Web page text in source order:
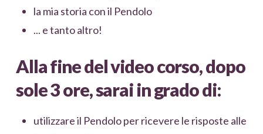
la mia storia con il Pendolo
... e tanto altro!
Alla fine del video corso, dopo
sole 3 ore, sarai in grado di:
utilizzare il Pendolo per ricevere le risposte alle